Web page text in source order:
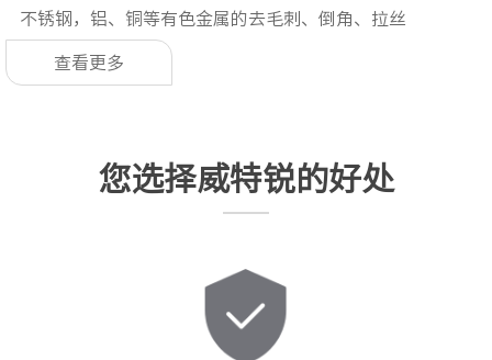
不锈钢，铝、铜等有色金属的去毛刺、倒角、拉丝
查看更多
您选择威特锐的好处